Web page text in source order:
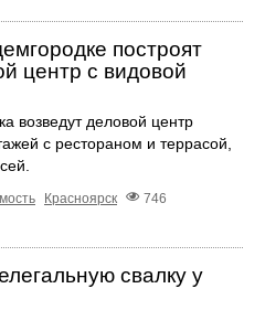
построят
центр с видовой
возведут деловой центр
с рестораном и террасой,
Красноярск
746
свалку у